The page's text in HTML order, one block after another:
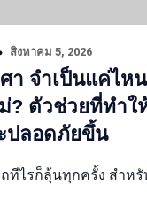
สิงหาคม 5, 2026
า จำเป็นแค่ไหน
? ตัวช่วยที่ทำใ
ปลอดภัยขึ้น
ทีไรก็ลุ้นทุกครั้ง สำหรั